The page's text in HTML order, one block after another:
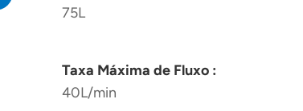
75L
Taxa Máxima de Fluxo :
40L/min